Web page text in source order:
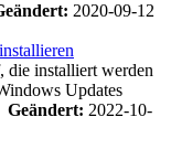
2020-09-12
die installiert werden
Updates
Geändert: 2022-10-